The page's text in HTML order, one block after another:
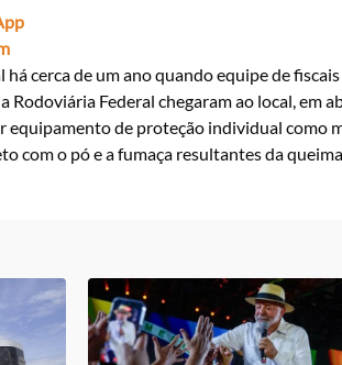
cerca de um ano quando equipe de
Rodoviária Federal chegaram ao local, em
equipamento de proteção individual como
com o pó e a fumaça resultantes da